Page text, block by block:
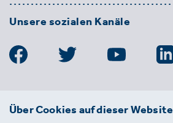
Unsere sozialen Kanäle
BDE
Über Cookies auf dieser Website